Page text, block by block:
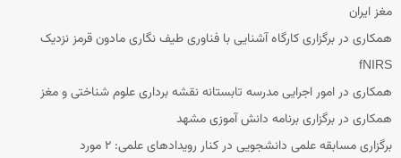
مغز ایران
همکاری در برگزاری کارگاه آشنایی با فناوری طیف نگاری مادون قرمز نزدیک
fNIRS
همکاری در امور اجرایی مدرسه تابستانه نقشه برداری علوم شناختی و مغز
همکاری در برگزاری برنامه دانش آموزی مشهد
برگزاری مسابقه علمی دانشجویی در کنار رویدادهای علمی: ۲ مورد